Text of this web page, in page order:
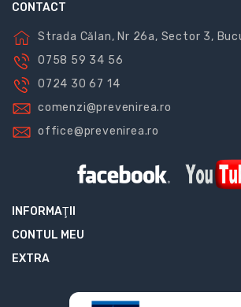
CONTACT
Strada Călan, Nr 26a, Sector 3,
0758 59 34 56
0724 30 67 14
comenzi@prevenirea.ro
office@prevenirea.ro
INFORMAŢII
CONTUL MEU
EXTRA